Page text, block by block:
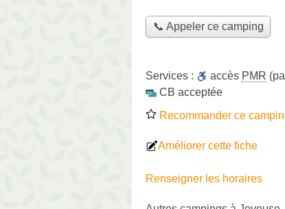
📞 Appeler ce camping
Services : accès PMR
CB acceptée
Recommander ce
Améliorer cette fiche
Renseigner les horaires